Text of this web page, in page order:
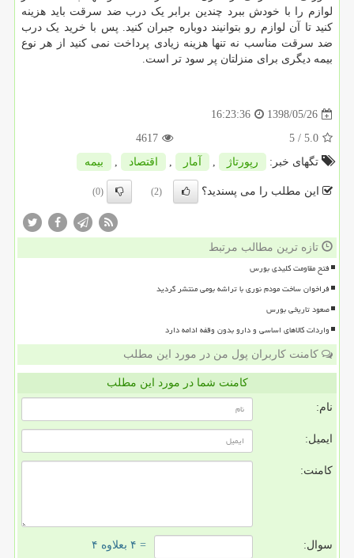
لوازم را با خودش ببرد چندین برابر یک درب ضد سرقت باید هزینه
کنید تا آن لوازم رو بتوانیند دوباره جبران کنید. پس با خرید یک درب
ضد سرقت مناسب نه تنها هزینه زیادی پرداخت نمی کنید از هر نوع
بیمه دیگری برای منزلتان پر سود تر است.
1398/05/26
16:23:36
5.0
/ 5
4617
تگهای خبر:
رپورتاژ , آمار , اقتصاد , بیمه
این مطلب را می پسندید؟ (2)
(0)
تازه ترین مطالب مرتبط
فتح مقاومت کلیدی بورس
فراخوان ساخت مودم نوری با تراشه بومی منتشر گردید
صعود تاریخی بورس
واردات کالاهای اساسی و دارو بدون وقفه ادامه دارد
کامنت کاربران پول من در مورد این مطلب
کامنت شما در مورد این مطلب
نام:
ایمیل:
کامنت:
سوال: = ۴ بعلاوه ۴